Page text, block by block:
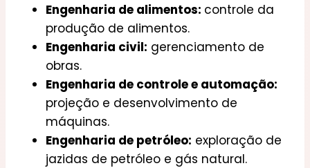
Engenharia de alimentos: controle da
produção de alimentos.
Engenharia civil: gerenciamento de
obras.
Engenharia de controle e automação:
projeção e desenvolvimento de
máquinas.
Engenharia de petróleo: exploração de
jazidas de petróleo e gás natural.